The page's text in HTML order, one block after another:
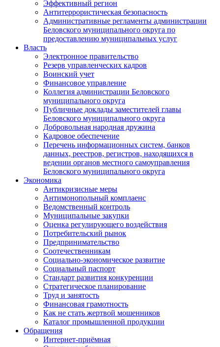
Эффективный регион
Антитеррористическая безопасность
Административные регламенты администрации
Беловского муниципального округа по
предоставлению муниципальных услуг
Власть
Электронное правительство
Резерв управленческих кадров
Воинский учет
Финансовое управление
Коллегия администрации Беловского
муниципального округа
Публичные доклады заместителей главы
Беловского муниципального округа
Добровольная народная дружина
Кадровое обеспечение
Перечень информационных систем, банков
данных, реестров, регистров, находящихся в
ведении органов местного самоуправления
Беловского муниципального округа
Экономика
Антикризисные меры
Антимонопольный комплаенс
Ведомственный контроль
Муниципальные закупки
Оценка регулирующего воздействия
Потребительский рынок
Предпринимательство
Соотечественникам
Социально-экономическое развитие
Социальный паспорт
Стандарт развития конкуренции
Стратегическое планирование
Труд и занятость
Финансовая грамотность
Как не стать жертвой мошенников
Каталог промышленной продукции
Обращения
Интернет-приёмная